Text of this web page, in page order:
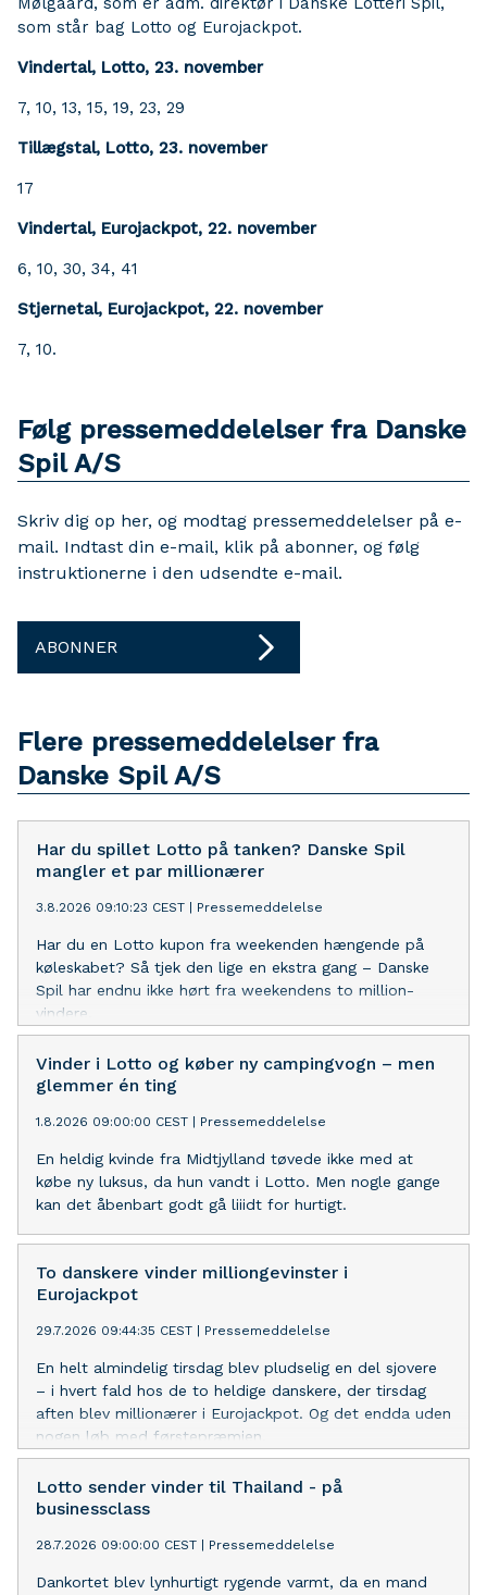
som står bag Lotto og Eurojackpot.
Vindertal, Lotto, 23. november
7, 10, 13, 15, 19, 23, 29
Tillægstal, Lotto, 23. november
17
Vindertal, Eurojackpot, 22. november
6, 10, 30, 34, 41
Stjernetal, Eurojackpot, 22. november
7, 10.
Følg pressemeddelelser fra Danske
Spil A/S
Skriv dig op her, og modtag pressemeddelelser på e-
mail. Indtast din e-mail, klik på abonner, og følg
instruktionerne i den udsendte e-mail.
ABONNER
Flere pressemeddelelser fra
Danske Spil A/S
Har du spillet Lotto på tanken? Danske Spil
mangler et par millionærer
3.8.2026 09:10:23 CEST Pressemeddelelse
Har du en Lotto kupon fra weekenden hængende på
køleskabet? Så tjek den lige en ekstra gang – Danske
Spil har endnu ikke hørt fra weekendens to million-
vindere.
Vinder i Lotto og køber ny campingvogn – men
glemmer én ting
1.8.2026 09:00:00 CEST Pressemeddelelse
En heldig kvinde fra Midtjylland tøvede ikke med at
købe ny luksus, da hun vandt i Lotto. Men nogle gange
kan det åbenbart godt gå liiidt for hurtigt.
To danskere vinder milliongevinster i
Eurojackpot
29.7.2026 09:44:35 CEST Pressemeddelelse
En helt almindelig tirsdag blev pludselig en del sjovere
– i hvert fald hos de to heldige danskere, der tirsdag
aften blev millionærer i Eurojackpot. Og det endda uden
nogen løb med førstepræmien.
Lotto sender vinder til Thailand - på
businessclass
28.7.2026 09:00:00 CEST Pressemeddelelse
Dankortet blev lynhurtigt rygende varmt, da en mand